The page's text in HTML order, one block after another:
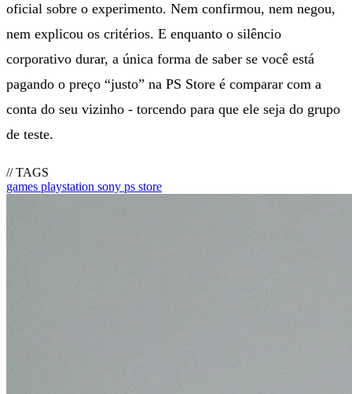
oficial sobre o experimento. Nem confirmou, nem negou,
nem explicou os critérios. E enquanto o silêncio
corporativo durar, a única forma de saber se você está
pagando o preço “justo” na PS Store é comparar com a
conta do seu vizinho - torcendo para que ele seja do grupo
de teste.
// TAGS
games playstation sony ps store